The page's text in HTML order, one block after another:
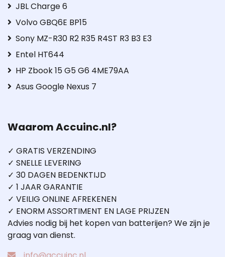
JBL Charge 6
Volvo GBQ6E BP15
Sony MZ-R30 R2 R35 R4ST R3 B3 E3
Entel HT644
HP Zbook 15 G5 G6 4ME79AA
Asus Google Nexus 7
Waarom Accuinc.nl?
✓ GRATIS VERZENDING
✓ SNELLE LEVERING
✓ 30 DAGEN BEDENKTIJD
✓ 1 JAAR GARANTIE
✓ VEILIG ONLINE AFREKENEN
✓ ENORM ASSORTIMENT EN LAGE PRIJZEN
Advies nodig bij het kopen van batterijen? We zijn je
graag van dienst.